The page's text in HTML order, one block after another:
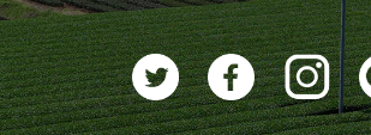
お茶に合うスイーツ